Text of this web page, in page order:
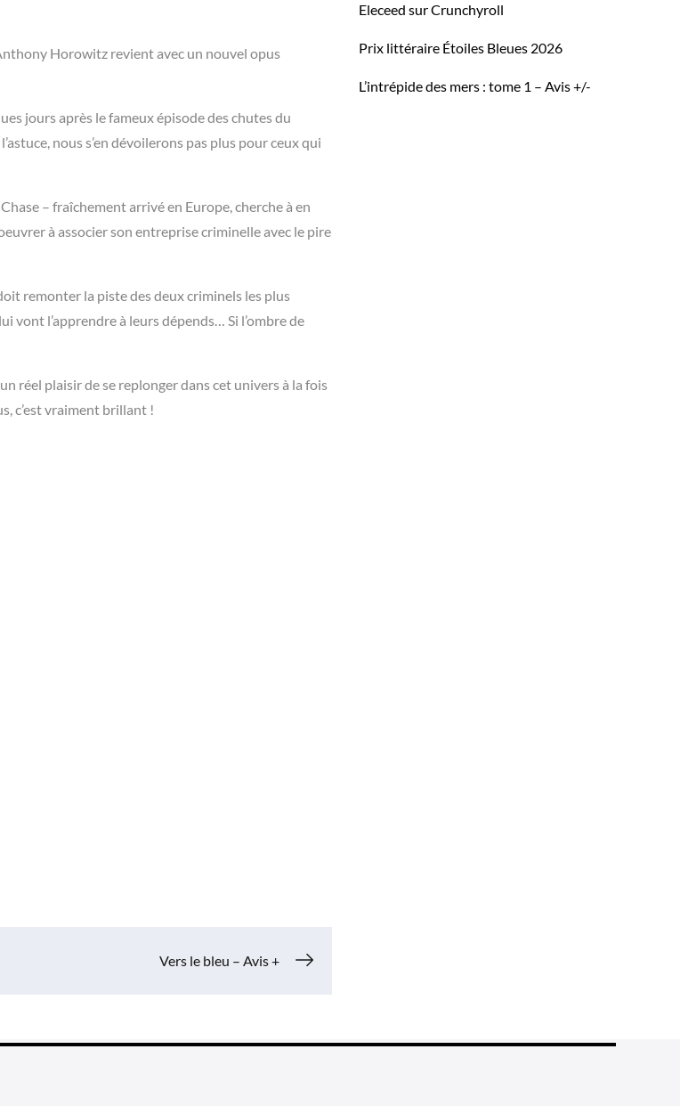
Horowitz revient avec un nouvel opus
jours après le fameux épisode des chutes du
nous s’en dévoilerons pas plus pour ceux qui
– fraîchement arrivé en Europe, cherche à en
à associer son entreprise criminelle avec le pire
remonter la piste des deux criminels les plus
vont l’apprendre à leurs dépends… Si l’ombre de
réel plaisir de se replonger dans cet univers à la fois
c’est vraiment brillant !
Vers le bleu – Avis +
Eleceed sur Crunchyroll
Prix littéraire Étoiles Bleues 2026
L’intrépide des mers : tome 1 – Avis +/-